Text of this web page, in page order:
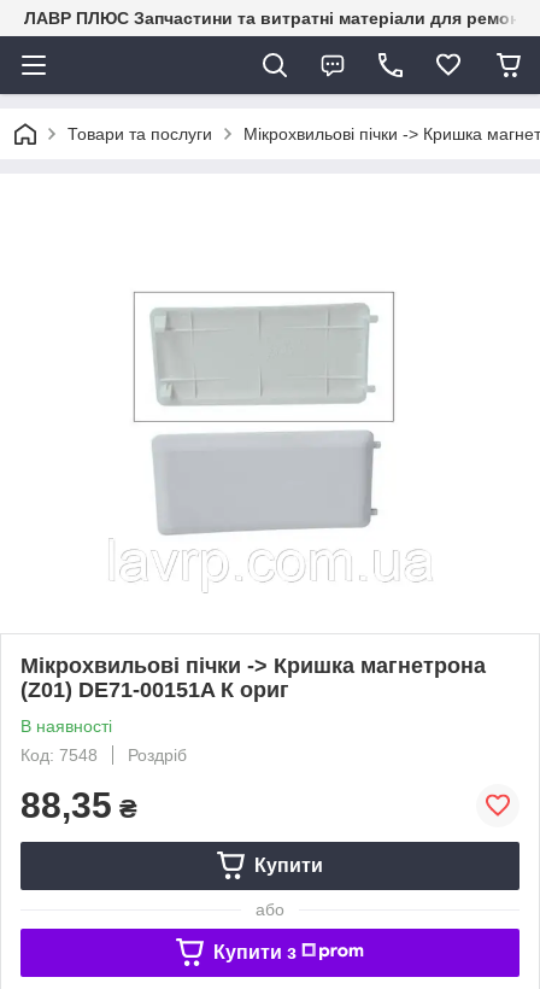
ЛАВР ПЛЮС Запчастини та витратні матеріали для ремонту
Товари та послуги Мікрохвильові пічки -> Кришка
Мікрохвильові пічки -> Кришка магнетрона
(Z01) DE71-00151A К ориг
В наявності
Код: 7548
Роздріб
88,35 ₴
Купити
або
Купити з